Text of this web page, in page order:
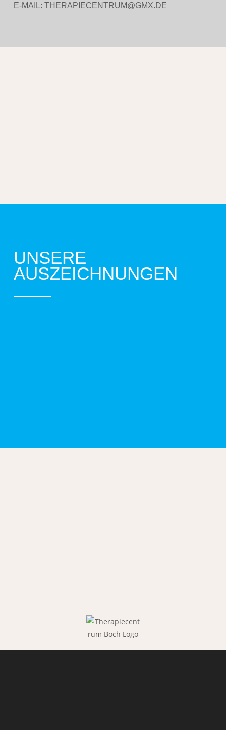
E-MAIL: THERAPIECENTRUM@GMX.DE
UNSERE
AUSZEICHNUNGEN